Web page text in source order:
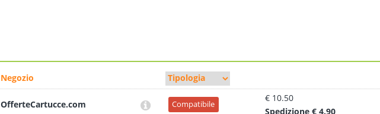
Negozio
OfferteCartucce.com Compatibile
€ 10.50
Spedizione € 4.90